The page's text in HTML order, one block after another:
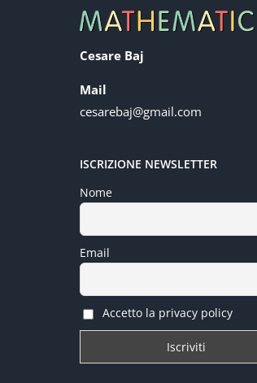
Cesare Baj
Mail
cesarebaj@gmail.com
ISCRIZIONE NEWSLETTER
Nome
Email
Accetto la privacy policy